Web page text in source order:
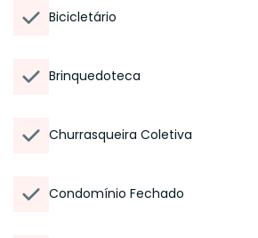
Bicicletário
Brinquedoteca
Churrasqueira Coletiva
Condomínio Fechado